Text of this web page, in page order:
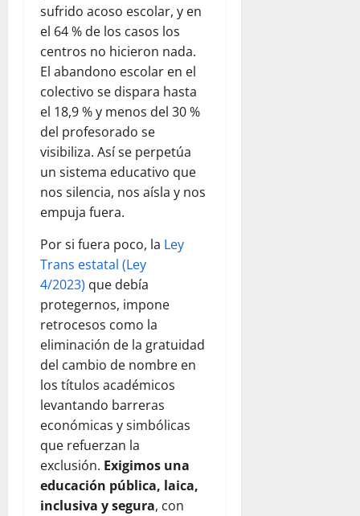
sufrido acoso escolar, y en
el 64 % de los casos los
centros no hicieron nada.
El abandono escolar en el
colectivo se dispara hasta
el 18,9 % y menos del 30 %
del profesorado se
visibiliza. Así se perpetúa
un sistema educativo que
nos silencia, nos aísla y nos
empuja fuera.
Por si fuera poco, la Ley
Trans estatal (Ley
4/2023) que debía
protegernos, impone
retrocesos como la
eliminación de la gratuidad
del cambio de nombre en
los títulos académicos
levantando barreras
económicas y simbólicas
que refuerzan la
exclusión. Exigimos una
educación pública, laica,
inclusiva y segura, con